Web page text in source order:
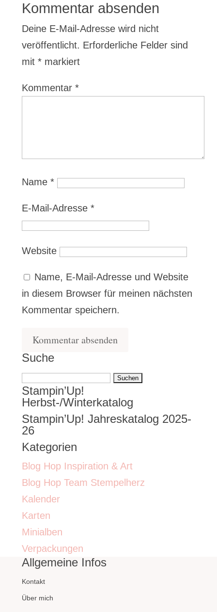
Kommentar absenden
Deine E-Mail-Adresse wird nicht
veröffentlicht. Erforderliche Felder sind
mit *markiert
Kommentar *
Name *
E-Mail-Adresse *
Website
Name, E-Mail-Adresse und Website
in diesem Browser für meinen nächsten
Kommentar speichern.
Suche
Suchen
nach:
Stampin’Up!
Herbst-/Winterkatalog
Stampin’Up! Jahreskatalog 2025-
26
Kategorien
Blog Hop Inspiration & Art
Blog Hop Team Stempelherz
Kalender
Karten
Minialben
Verpackungen
Allgemeine Infos
Kontakt
Über mich